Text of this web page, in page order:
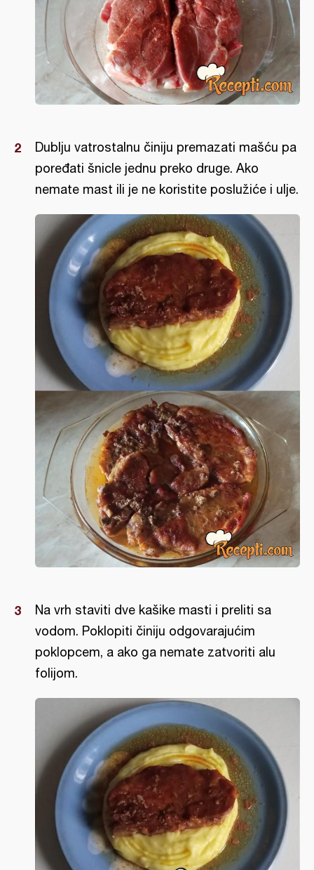
Dublju vatrostalnu činiju premazati mašću pa
poređati šnicle jednu preko druge. Ako
nemate mast ili je ne koristite poslužiće i ulje.
Na vrh staviti dve kašike masti i preliti sa
vodom. Poklopiti činiju odgovarajućim
poklopcem, a ako ga nemate zatvoriti alu
folijom.